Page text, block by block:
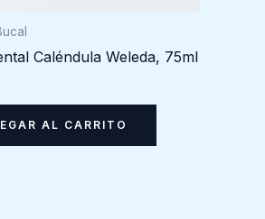
Caléndula Weleda, 75ml
AL CARRITO